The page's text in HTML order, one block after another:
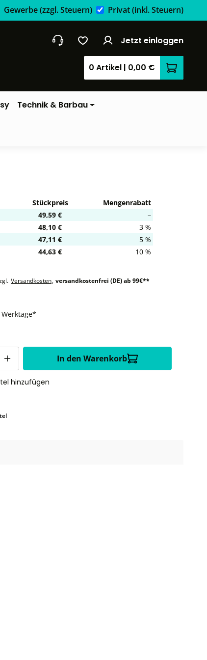
Gewerbe(zzgl. Steuern) Privat(inkl. Steuern)
Jetzt einloggen
0 Artikel | 0,00 €
Technik & Barbau
Stückpreis
Mengenrabatt
49,59 €
–
48,10 €
3 %
47,11 €
5 %
44,63 €
10 %
Versandkosten, versandkostenfrei (DE) ab 99€**
In den Warenkorb
hinzufügen